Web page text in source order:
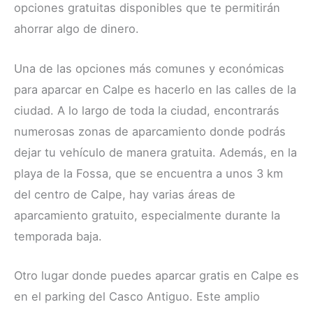
opciones gratuitas disponibles que te permitirán
ahorrar algo de dinero.
Una de las opciones más comunes y económicas
para aparcar en Calpe es hacerlo en las calles de la
ciudad. A lo largo de toda la ciudad, encontrarás
numerosas zonas de aparcamiento donde podrás
dejar tu vehículo de manera gratuita. Además, en la
playa de la Fossa, que se encuentra a unos 3 km
del centro de Calpe, hay varias áreas de
aparcamiento gratuito, especialmente durante la
temporada baja.
Otro lugar donde puedes aparcar gratis en Calpe es
en el parking del Casco Antiguo. Este amplio